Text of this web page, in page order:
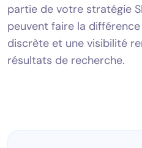
partie de votre stratégie
peuvent faire la
discrète et une visibilité
résultats de recherche.